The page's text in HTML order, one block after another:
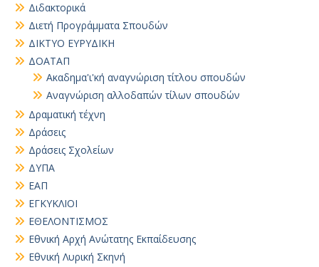
Διδακτορικά
Διετή Προγράμματα Σπουδών
ΔΙΚΤΥΟ ΕΥΡΥΔΙΚΗ
ΔΟΑΤΑΠ
Ακαδημα'ι'κή αναγνώριση τίτλου σπουδών
Αναγνώριση αλλοδαπών τίλων σπουδών
Δραματική τέχνη
Δράσεις
Δράσεις Σχολείων
ΔΥΠΑ
ΕΑΠ
ΕΓΚΥΚΛΙΟΙ
ΕΘΕΛΟΝΤΙΣΜΟΣ
Εθνική Αρχή Ανώτατης Εκπαίδευσης
Εθνική Λυρική Σκηνή